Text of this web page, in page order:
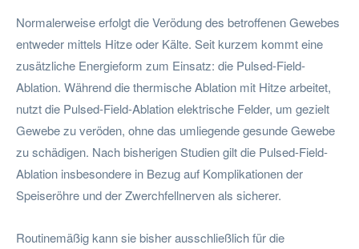
Normalerweise erfolgt die Verödung des betroffenen Gewebes
entweder mittels Hitze oder Kälte. Seit kurzem kommt eine
zusätzliche Energieform zum Einsatz: die Pulsed-Field-
Ablation. Während die thermische Ablation mit Hitze arbeitet,
nutzt die Pulsed-Field-Ablation elektrische Felder, um gezielt
Gewebe zu veröden, ohne das umliegende gesunde Gewebe
zu schädigen. Nach bisherigen Studien gilt die Pulsed-Field-
Ablation insbesondere in Bezug auf Komplikationen der
Speiseröhre und der Zwerchfellnerven als sicherer.
Routinemäßig kann sie bisher ausschließlich für die